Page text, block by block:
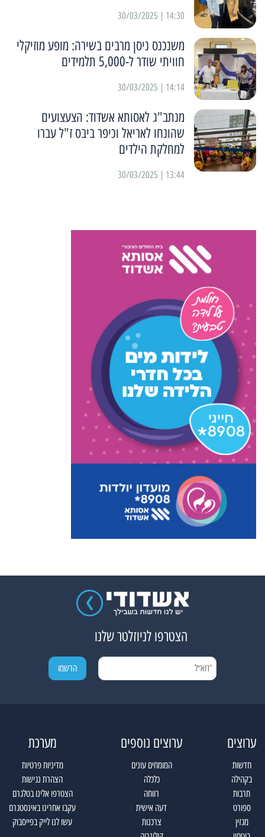
14:30 | 30/03/2025
משנכנס ניסן מרבים בשירה: מופע מוזיקלי
חוויתי שודר ל-5,000 תלמידים
14:14 | 30/03/2025
מנתב"ג לאסותא אשדוד: הצעצועים
שהונחו לאריאל וכיפר ביבס ז"ל עברו
למחלקת הילדים
13:44 | 30/03/2025
הצטרפו לניוזלטר שלנו
ערוצים
חדשות
בקהילה
תרבות
ספורט
מגזין
ערוצים נוספים
המומחים עונים
כלכלה
רווחה
דעה אישית
צרכנות
מערכת
מדיניות פרטיות
הצהרת נגישות
הצטרפו אלינו בטלגרם
עקבו אחרינו באינסטגרם
עשו לנו לייק בפייסבוק